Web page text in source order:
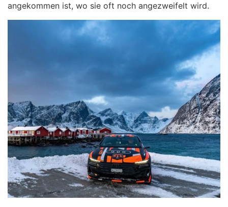
angekommen ist, wo sie oft noch angezweifelt wird.